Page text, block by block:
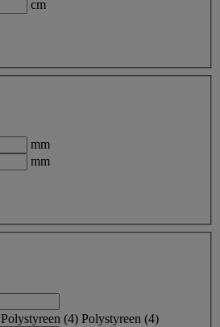
cm
mm
mm
Polystyreen (4) Polystyreen (4)